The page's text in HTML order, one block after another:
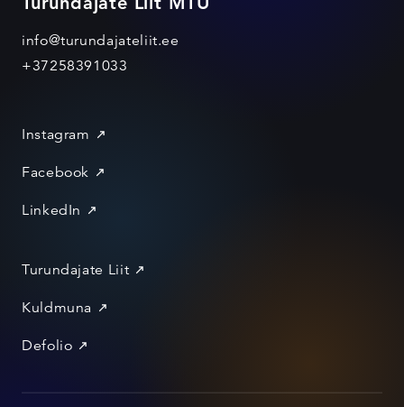
info@turundajateliit.ee
+37258391033
Instagram
Facebook
LinkedIn
Turundajate Liit
Kuldmuna
Defolio